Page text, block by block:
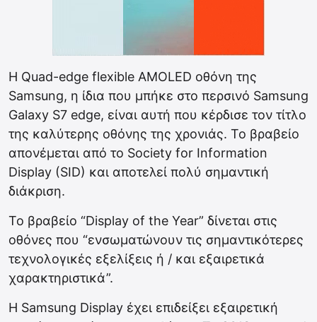
H Quad-edge flexible AMOLED οθόνη της
Samsung, η ίδια που μπήκε στο περσινό Samsung
Galaxy S7 edge, είναι αυτή που κέρδισε τον τίτλο
της καλύτερης οθόνης της χρονιάς. Το βραβείο
απονέμεται από το Society for Information
Display (SID) και αποτελεί πολύ σημαντική
διάκριση.
Το βραβείο “Display of the Year” δίνεται στις
οθόνες που “ενσωματώνουν τις σημαντικότερες
τεχνολογικές εξελίξεις ή / και εξαιρετικά
χαρακτηριστικά”.
Η Samsung Display έχει επιδείξει εξαιρετική